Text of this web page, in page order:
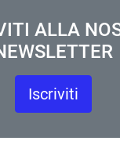
ALLA
Iscriviti